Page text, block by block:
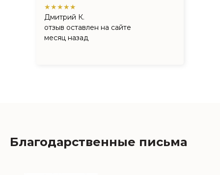
★★★★★
Дмитрий К.
отзыв оставлен на сайте
месяц назад
Благодарственные письма